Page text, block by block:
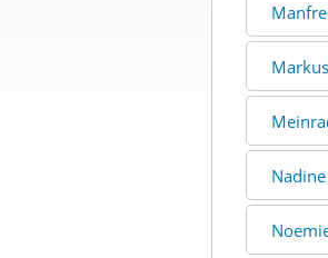
Markus
Nadine